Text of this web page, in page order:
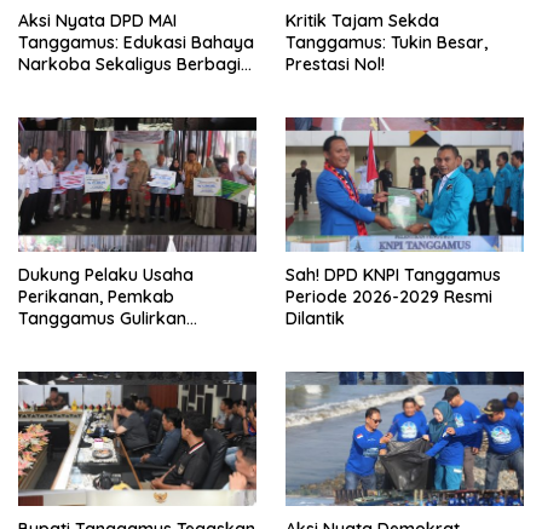
Aksi Nyata DPD MAI
Tanggamus: Edukasi Bahaya
Narkoba Sekaligus Berbagi
Kritik Tajam Sekda
Tanggamus: Tukin Besar,
Prestasi Nol!
Dukung Pelaku Usaha
Perikanan, Pemkab
Tanggamus Gulirkan
Sah! DPD KNPI Tanggamus
Periode 2026-2029 Resmi
Dilantik